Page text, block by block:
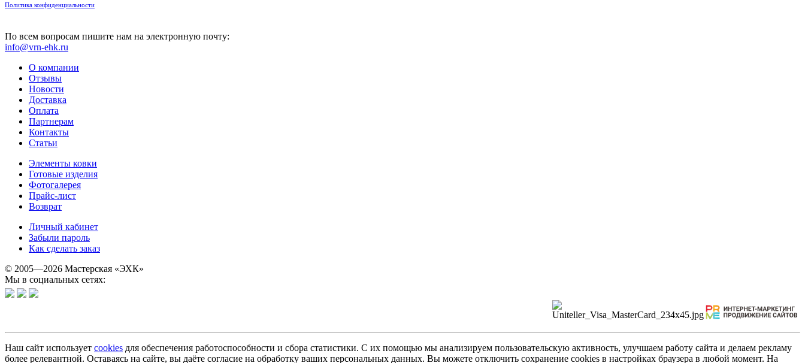
Политика конфиденциальности
По всем вопросам пишите нам на электронную почту:
info@vrn-ehk.ru
О компании
Отзывы
Новости
Доставка
Оплата
Партнерам
Контакты
Статьи
Элементы ковки
Готовые изделия
Фотогалерея
Прайс-лист
Возврат
Личный кабинет
Забыли пароль
Как сделать заказ
© 2005—2026 Мастерская «ЭХК»
Мы в социальных сетях:
Наш сайт использует cookies для обеспечения работоспособности и сбора статистики. С их помощью мы анализируем пользовательскую активность, улучшаем работу сайта и делаем рекламу
более релевантной. Оставаясь на сайте, вы даёте согласие на обработку ваших персональных данных. Вы можете отключить сохранение cookies в настройках браузера в любой момент. На